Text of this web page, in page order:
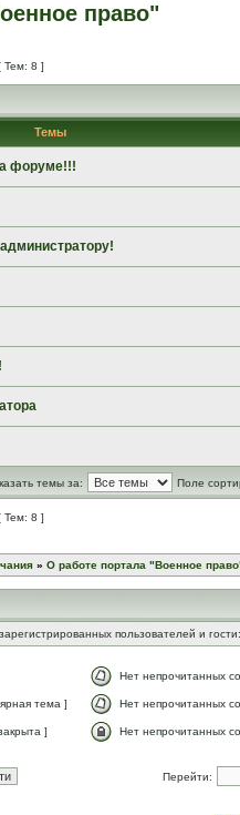
право"
Тем: 8 ]
Темы
форуме!!!
темы за: Поле
Тем: 8 ]
» О работе портала "Военное
пользователей и
Нет непрочитанных
тема ] Нет непрочитанных
] Нет непрочитанных
Перейти: